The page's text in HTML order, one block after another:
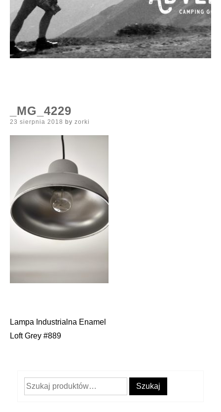
_MG_4229
Posted
23 sierpnia 2018 by zorki
Nawigacja
Lampa Industrialna Enamel
Loft Grey #889
Szukaj: Szukaj